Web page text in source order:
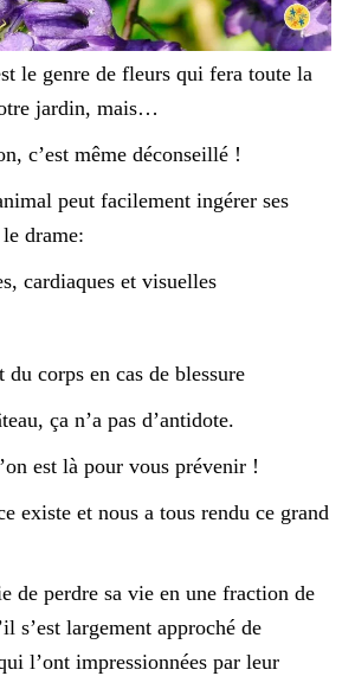
le genre de fleurs qui fera toute la
jardin, mais…
c’est même déconseillé !
peut facilement ingérer ses
drame:
cardiaques et visuelles
du corps en cas de blessure
ça n’a pas d’antidote.
est là pour vous prévenir !
existe et nous a tous rendu ce grand
de perdre sa vie en une fraction de
s’est largement approché de
l’ont impressionnées par leur